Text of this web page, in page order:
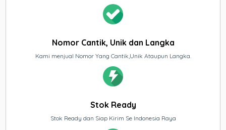
Nomor Cantik, Unik dan Langka
Kami menjual Nomor Yang Cantik,Unik Ataupun Langka.
Stok Ready
Stok Ready dan Siap Kirim Se Indonesia Raya